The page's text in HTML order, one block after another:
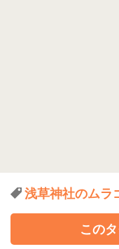
浅草神社のムラ
この